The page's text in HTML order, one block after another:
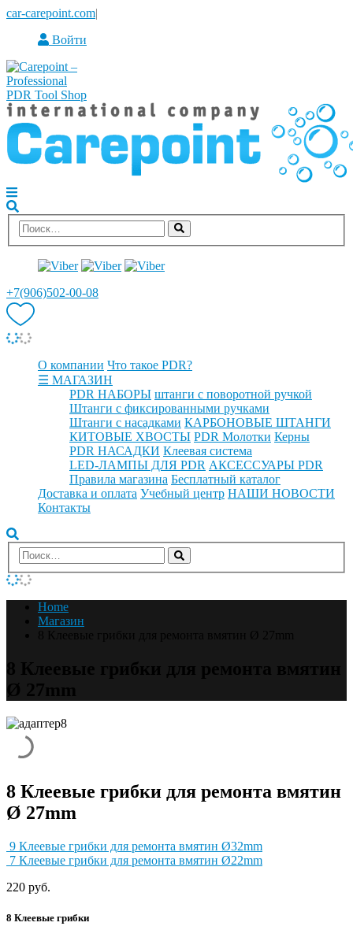
car-carepoint.com|
Войти
+7(906)502-00-08
О компании Что такое PDR?
☰ МАГАЗИН
PDR НАБОРЫ штанги с поворотной ручкой
Штанги с фиксированными ручками
Штанги с насадками КАРБОНОВЫЕ ШТАНГИ
КИТОВЫЕ ХВОСТЫ PDR Молотки Керны
PDR НАСАДКИ Клеевая система
LED-ЛАМПЫ ДЛЯ PDR АКСЕССУАРЫ PDR
Правила магазина Бесплатный каталог
Доставка и оплата Учебный центр НАШИ НОВОСТИ
Контакты
Home
Магазин
8 Клеевые грибки для ремонта вмятин
Ø 27mm
9 Клеевые грибки для ремонта вмятин Ø32mm
7 Клеевые грибки для ремонта вмятин Ø22mm
220 руб.
8 Клеевые грибки